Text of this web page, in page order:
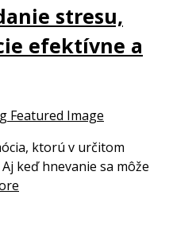
stresu,
efektívne a
ktorú v určitom
keď hnevanie sa môže